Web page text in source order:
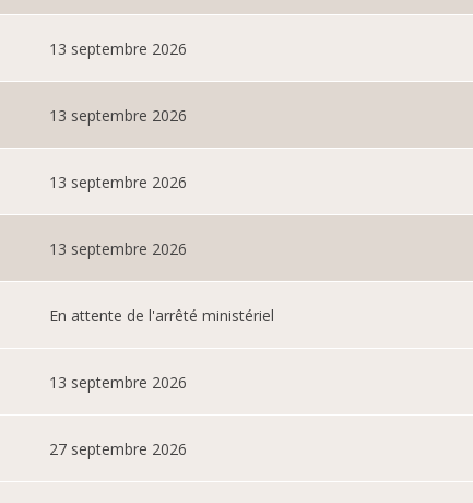
13 septembre 2026
13 septembre 2026
13 septembre 2026
13 septembre 2026
En attente de l'arrêté ministériel
13 septembre 2026
27 septembre 2026